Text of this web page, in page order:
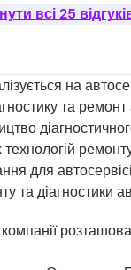
всі 25
на
та
для
та діагностики